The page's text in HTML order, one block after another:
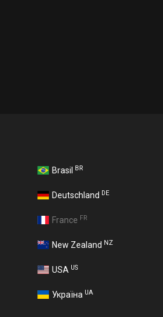
Brasil BR
Deutschland DE
France FR
New Zealand NZ
USA US
Україна UA